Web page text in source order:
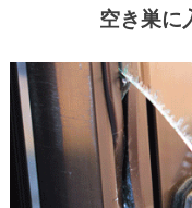
空き巣に